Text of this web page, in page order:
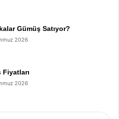
Gümüş Satıyor?
2026
2026